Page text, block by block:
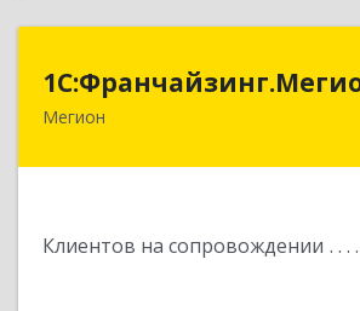
Мегион
Клиентов на сопровождении